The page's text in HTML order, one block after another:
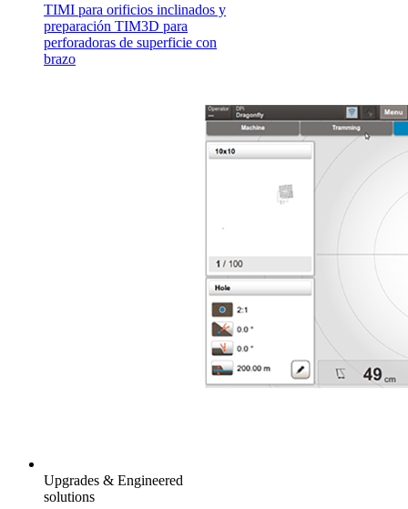
TIMI para orificios inclinados y
preparación TIM3D para
perforadoras de superficie con
brazo
Upgrades & Engineered
solutions